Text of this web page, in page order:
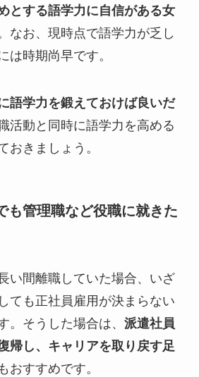
とする語学力に自信がある女
なお、現時点で語学力が乏し
は時期尚早です。
語学力を鍛えておけば良いだ
活動と同時に語学力を高める
おきましょう。
も管理職など役職に就きた
い間離職していた場合、いざ
ても正社員雇用が決まらない
。そうした場合は、 派遣社員
帰し、キャリアを取り戻す足
おすすめです。